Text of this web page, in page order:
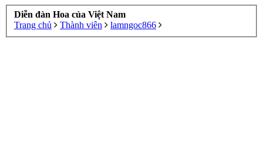
Diễn đàn Hoa của Việt Nam
Trang chủ
Thành viên lamngoc866